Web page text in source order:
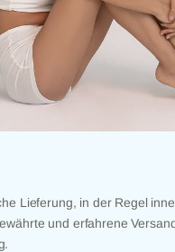
Lieferung, in der Regel
und erfahrene